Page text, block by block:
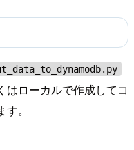
ローカルで作成してコ
。